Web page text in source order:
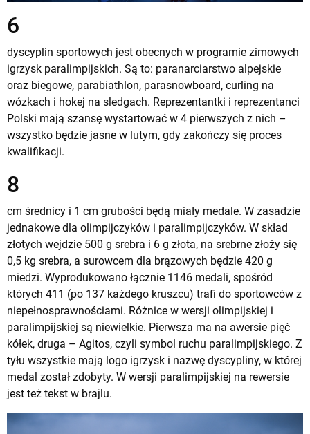
6
dyscyplin sportowych jest obecnych w programie zimowych
igrzysk paralimpijskich. Są to: paranarciarstwo alpejskie
oraz biegowe, parabiathlon, parasnowboard, curling na
wózkach i hokej na sledgach. Reprezentantki i reprezentanci
Polski mają szansę wystartować w 4 pierwszych z nich –
wszystko będzie jasne w lutym, gdy zakończy się proces
kwalifikacji.
8
cm średnicy i 1 cm grubości będą miały medale. W zasadzie
jednakowe dla olimpijczyków i paralimpijczyków. W skład
złotych wejdzie 500 g srebra i 6 g złota, na srebrne złoży się
0,5 kg srebra, a surowcem dla brązowych będzie 420 g
miedzi. Wyprodukowano łącznie 1146 medali, spośród
których 411 (po 137 każdego kruszcu) trafi do sportowców z
niepełnosprawnościami. Różnice w wersji olimpijskiej i
paralimpijskiej są niewielkie. Pierwsza ma na awersie pięć
kółek, druga – Agitos, czyli symbol ruchu paralimpijskiego. Z
tyłu wszystkie mają logo igrzysk i nazwę dyscypliny, w której
medal został zdobyty. W wersji paralimpijskiej na rewersie
jest też tekst w brajlu.